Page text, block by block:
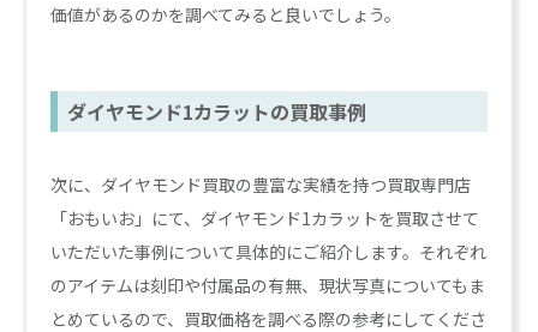
価値があるのかを調べてみると良いでしょう。
ダイヤモンド1カラットの買取事例
次に、ダイヤモンド買取の豊富な実績を持つ買取専門店
「おもいお」にて、ダイヤモンド1カラットを買取させて
いただいた事例について具体的にご紹介します。それぞれ
のアイテムは刻印や付属品の有無、現状写真についてもま
とめているので、買取価格を調べる際の参考にしてくださ